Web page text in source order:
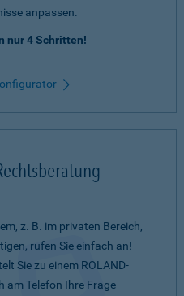
anpassen.
nur 4 Schritten!
z. B. im privaten Bereich,
rufen Sie einfach an!
Sie zu einem ROLAND-
am Telefon Ihre Frage